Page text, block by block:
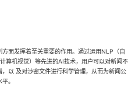
面发挥着至关重要的作用。通过运用NLP（自
算机视觉）等先进的AI技术，用户可以对新闻不
以 及对涉密文件进行科学管理，从而为新闻公
。